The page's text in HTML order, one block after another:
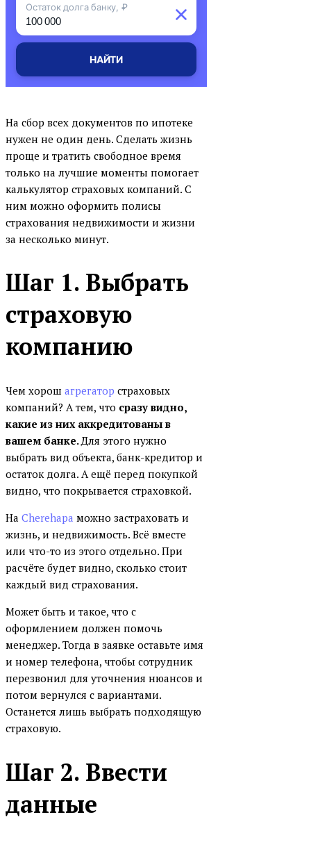
Частный дом
Земельный участок
Апартаменты
Таунхаус
Машиноместо
Иная нежилая постройка
Сбербанк
ДОМ.РФ Банк
Россельхоз (РСХБ)
Открытие
Росбанк ДОМ
Райффайзенбанк
Абсолют банк
Совкомбанк
АК Барс банк
ЮниКредит банк
БАЛТИНВЕСТБАНК
Банк жилищного
финансирования
Банк ЗЕНИТ
Банк Оранжевый
Банк Россия
Банк Солидарность
Банк Союз
БМ-Банк (бывший Банк
Возрождение)
Всероссийский банк развития
регионов
ГЕНБАНК
Дальневосточный банк
Инвестторгбанк
КОШЕЛЕВ-БАНК
Левобережный
Остаток долга банку, ₽
НАЙТИ
На сбор всех документов по ипотеке
нужен не один день. Сделать жизнь
проще и тратить свободное время
только на лучшие моменты помогает
калькулятор страховых компаний. С
ним можно оформить полисы
страхования недвижимости и жизни
за несколько минут.
Шаг 1. Выбрать
страховую
компанию
Чем хорош агрегатор страховых
компаний? А тем, что сразу видно,
какие из них аккредитованы в
вашем банке.Для этого нужно
выбрать вид объекта, банк-кредитор и
остаток долга. А ещё перед покупкой
видно, что покрывается страховкой.
На Cherehapa можно застраховать и
жизнь, и недвижимость. Всё вместе
или что-то из этого отдельно. При
расчёте будет видно, сколько стоит
каждый вид страхования.
Может быть и такое, что с
оформлением должен помочь
менеджер. Тогда в заявке оставьте имя
и номер телефона, чтобы сотрудник
перезвонил для уточнения нюансов и
потом вернулся с вариантами.
Останется лишь выбрать подходящую
страховую.
Шаг 2. Ввести
данные